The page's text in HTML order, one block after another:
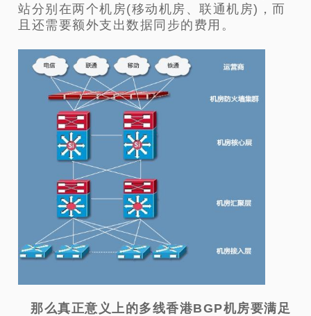
站分别在两个机房(移动机房、联通机房)，而
且还需要额外支出数据同步的费用。
那么真正意义上的多线香港BGP机房要满足